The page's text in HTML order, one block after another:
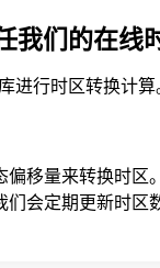
我们的在线
进行时区转换计
偏移量来转换时
会定期更新时区